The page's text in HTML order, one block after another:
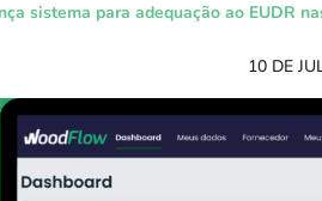
sistema para adequação ao EUDR
10 DE